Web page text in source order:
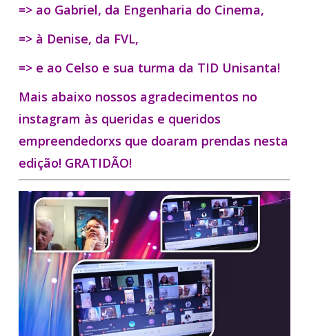
=> ao Gabriel, da Engenharia do Cinema,
=> à Denise, da FVL,
=> e ao Celso e sua turma da TID Unisanta!
Mais abaixo nossos agradecimentos no
instagram às queridas e queridos
empreendedorxs que doaram prendas nesta
edição! GRATIDÃO!